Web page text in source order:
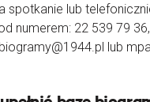
spotkanie lub
numerem: 22 539 79
lub